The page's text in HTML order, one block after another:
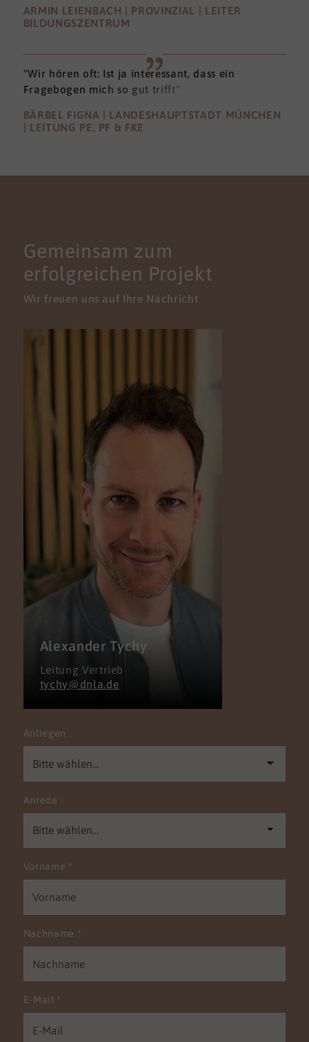
ARMIN LEIENBACH | PROVINZIAL | LEITER
BILDUNGSZENTRUM
"Wir hören oft: Ist ja interessant, dass ein
Fragebogen mich so gut trifft"
BÄRBEL FIGNA | LANDESHAUPTSTADT MÜNCHEN
| LEITUNG PE, PF & FKE
Gemeinsam zum
erfolgreichen Projekt
Wir freuen uns auf Ihre Nachricht
Alexander Tychy
Leitung Vertrieb
tychy@dnla.de
Anliegen
Anrede
Vorname *
Nachname *
E-Mail *